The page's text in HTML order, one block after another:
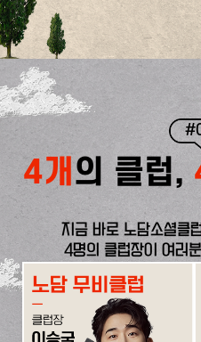
4개 의 클럽,
지금 바로 노담소셜클
4명의 클럽장이 여러